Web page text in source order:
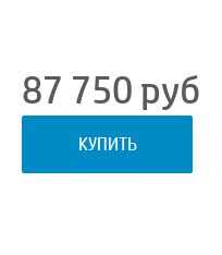
87 750руб
КУПИТЬ